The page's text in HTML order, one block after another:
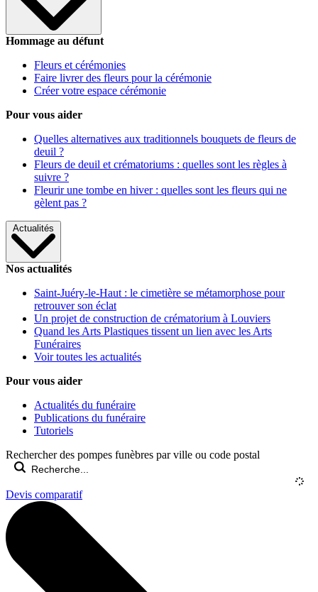
Hommage au défunt
Fleurs et cérémonies
Faire livrer des fleurs pour la cérémonie
Créer votre espace cérémonie
Pour vous aider
Quelles alternatives aux traditionnels bouquets de fleurs de
deuil ?
Fleurs de deuil et crématoriums : quelles sont les règles à
suivre ?
Fleurir une tombe en hiver : quelles sont les fleurs qui ne
gèlent pas ?
Actualités
Nos actualités
Saint-Juéry-le-Haut : le cimetière se métamorphose pour
retrouver son éclat
Un projet de construction de crématorium à Louviers
Quand les Arts Plastiques tissent un lien avec les Arts
Funéraires
Voir toutes les actualités
Pour vous aider
Actualités du funéraire
Publications du funéraire
Tutoriels
Rechercher des pompes funèbres par ville ou code postal
Devis comparatif